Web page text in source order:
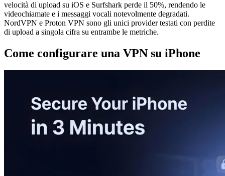
velocità di upload su iOS e Surfshark perde il 50%, rendendo le
videochiamate e i messaggi vocali notevolmente degradati.
NordVPN e Proton VPN sono gli unici provider testati con perdite
di upload a singola cifra su entrambe le metriche.
Come configurare una VPN su iPhone